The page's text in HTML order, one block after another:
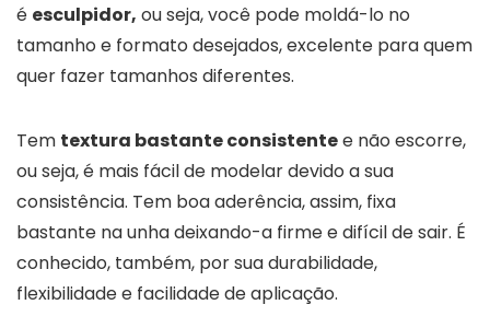
é esculpidor, ou seja, você pode moldá-lo no
tamanho e formato desejados, excelente para quem
quer fazer tamanhos diferentes.
Tem textura bastante consistentee não escorre,
ou seja, é mais fácil de modelar devido a sua
consistência. Tem boa aderência, assim, fixa
bastante na unha deixando-a firme e difícil de sair. É
conhecido, também, por sua durabilidade,
flexibilidade e facilidade de aplicação.